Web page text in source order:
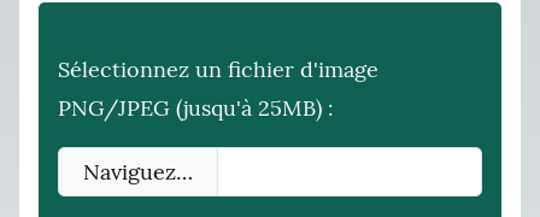
Sélectionnez un fichier d'image
PNG/JPEG (jusqu'à 25MB) :
Naviguez…